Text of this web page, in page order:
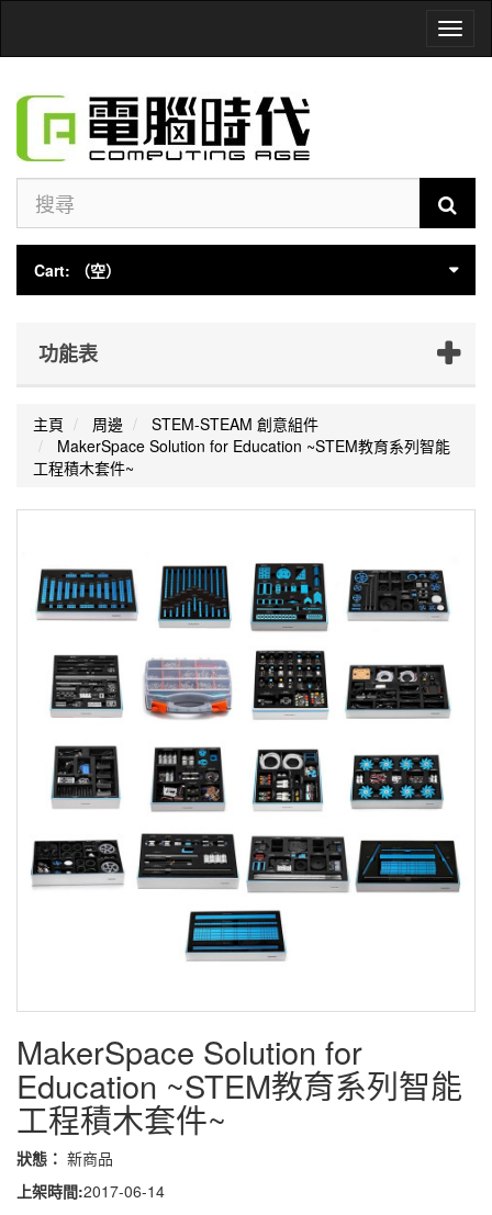
Cart: （空）
功能表
主頁 周邊
STEM-STEAM 創意組件
MakerSpace Solution for Education ~STEM教育系列智能
工程積木套件~
MakerSpace Solution for
Education ~STEM教育系列智能
工程積木套件~
狀態： 新商品
上架時間:2017-06-14